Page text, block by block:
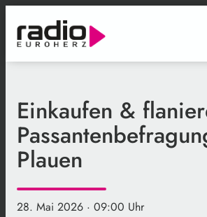
Einkaufen &
Plauen
28. Mai 2026 · 09:00 Uhr